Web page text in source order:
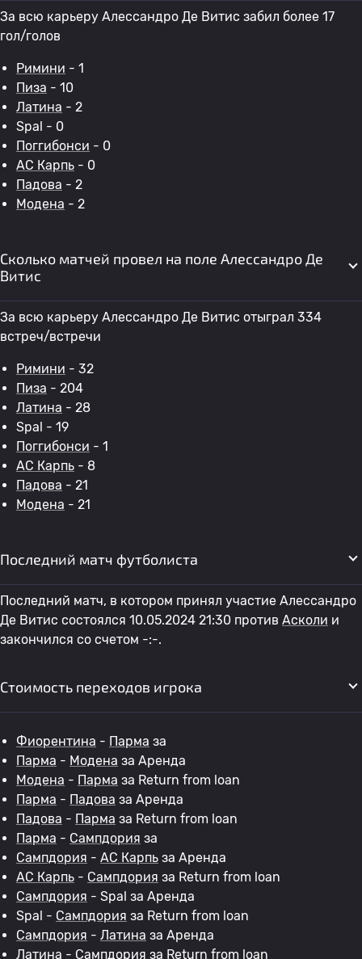
За всю карьеру Алессандро Де Витис забил более 17
гол/голов
Римини - 1
Пиза - 10
Латина - 2
Spal - 0
Поггибонси - 0
АС Карпь - 0
Падова - 2
Модена - 2
Сколько матчей провел на поле Алессандро Де
Витис
За всю карьеру Алессандро Де Витис отыграл 334
встреч/встречи
Римини - 32
Пиза - 204
Латина - 28
Spal - 19
Поггибонси - 1
АС Карпь - 8
Падова - 21
Модена - 21
Последний матч футболиста
Последний матч, в котором принял участие Алессандро
Де Витис состоялся 10.05.2024 21:30 против Асколи и
закончился со счетом -:-.
Стоимость переходов игрока
Фиорентина - Парма за
Парма - Модена за Аренда
Модена - Парма за Return from loan
Парма - Падова за Аренда
Падова - Парма за Return from loan
Парма - Сампдория за
Сампдория - АС Карпь за Аренда
АС Карпь - Сампдория за Return from loan
Сампдория - Spal за Аренда
Spal - Сампдория за Return from loan
Сампдория - Латина за Аренда
Латина - Сампдория за Return from loan